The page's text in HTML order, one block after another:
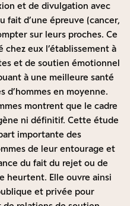
et de divulgation avec
fait d’une épreuve (cancer,
sur leurs proches. Ce
chez eux l’établissement à
et de soutien émotionnel
à une meilleure santé
d’hommes en moyenne.
montrent que le cadre
ni définitif. Cette étude
importante des
de leur entourage et
du fait du rejet ou de
heurtent. Elle ouvre ainsi
et privée pour